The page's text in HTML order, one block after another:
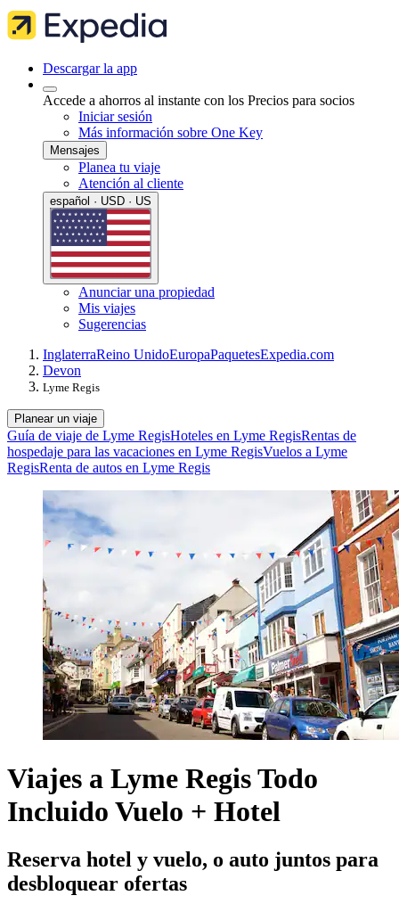
Descargar la app
Accede a ahorros al instante con los Precios para socios
Iniciar sesión
Más información sobre One Key
Mensajes
Planea tu viaje
Atención al cliente
español · USD · US
Anunciar una propiedad
Mis viajes
Sugerencias
InglaterraReino UnidoEuropaPaquetesExpedia.com
Devon
Lyme Regis
Planear un viaje
Guía de viaje de Lyme RegisHoteles en Lyme RegisRentas de
hospedaje para las vacaciones en Lyme RegisVuelos a Lyme
RegisRenta de autos en Lyme Regis
Viajes a Lyme Regis Todo
Incluido Vuelo + Hotel
Reserva hotel y vuelo, o auto juntos para
desbloquear ofertas